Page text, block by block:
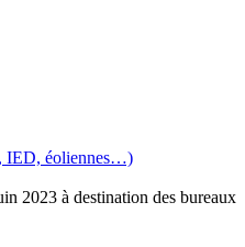
IED, éoliennes…)
2023 à destination des bureaux